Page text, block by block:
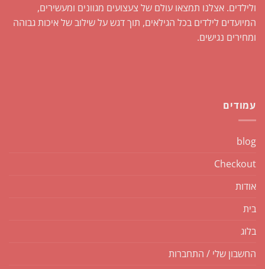
ולילדים. אצלנו תמצאו עולם של צעצועים מגוונים ומעשירים,
המיועדים לילדים בכל הגילאים, תוך דגש על שילוב של איכות גבוהה
ומחירים נגישים.
עמודים
blog
Checkout
אודות
בית
בלוג
החשבון שלי / התחברות